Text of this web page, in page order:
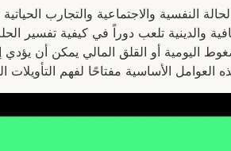
النفسية والاجتماعية والتجارب
والدينية تلعب دوراً في كيفية تفسير
اليومية أو القلق المالي يمكن أن يؤدي
العوامل الأساسية مفتاحًا لفهم التأويلات